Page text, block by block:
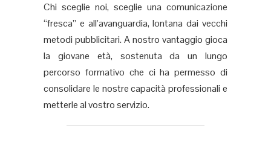
Chi sceglie noi, sceglie una comunicazione
“fresca” e all’avanguardia, lontana dai vecchi
metodi pubblicitari. A nostro vantaggio gioca
la giovane età, sostenuta da un lungo
percorso formativo che ci ha permesso di
consolidare le nostre capacità professionali e
metterle al vostro servizio.